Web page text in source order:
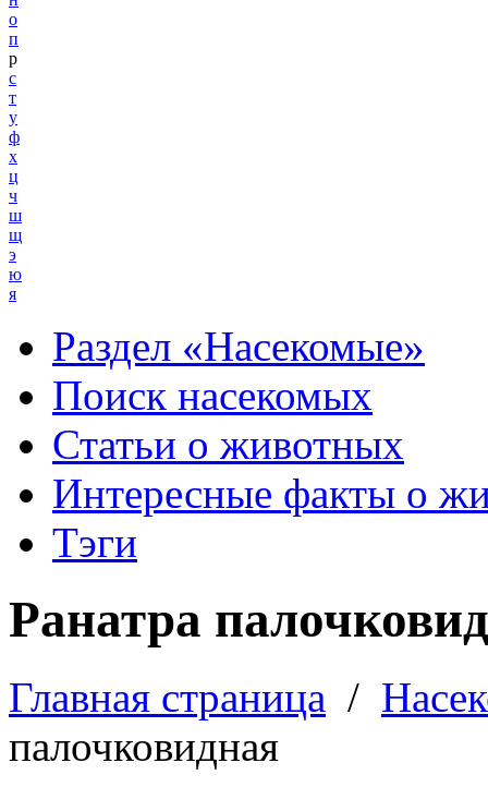
о
п
р
с
т
у
ф
х
ц
ч
ш
щ
э
ю
я
Раздел «Насекомые»
Поиск насекомых
Статьи о животных
Интересные факты о
Тэги
Ранатра
Главная страница /
палочковидная